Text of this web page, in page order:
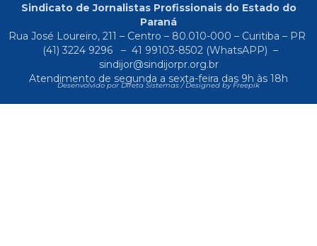
Sindicato de Jornalistas Profissionais do Estado do
Paraná
Rua José Loureiro, 211 – Centro – 80.010-000 – Curitiba – PR
(41) 3224 9296
– 41 99103-8502(WhatsAPP) –
sindijor@sindijorpr.org.br
Atendimento de segunda a sexta-feira das 9h às 18h
Desenvolvido por Direta Sistemas /Designed by Freepik